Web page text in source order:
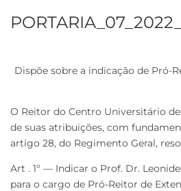
Dispõe sobre a indicação de Pró-
O Reitor do Centro Universitário de
de suas atribuições, com
artigo 28, do Regimento Geral,
Art . 1º — Indicar o Prof. Dr.
para o cargo de Pró-Reitor de